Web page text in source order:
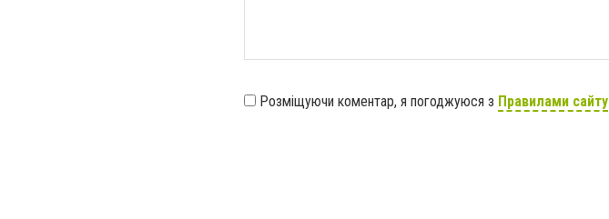
Розміщуючи коментар, я погоджуюся з Правилами сайту